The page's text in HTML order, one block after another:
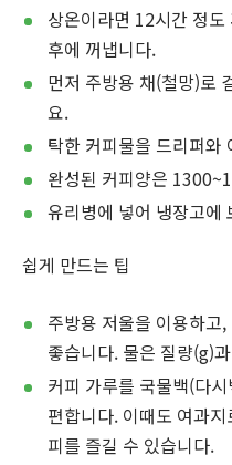
상온이라면 12시간 정
후에 꺼냅니다.
먼저 주방용 채(철망)로
요.
탁한 커피물을 드리퍼와
완성된 커피양은
유리병에 넣어 냉장고에
쉽게 만드는 팁
주방용 저울을 이용하고
좋습니다. 물은 질량(g)
커피 가루를 국물백(다
편합니다. 이때도 여과
피를 즐길 수 있습니다.